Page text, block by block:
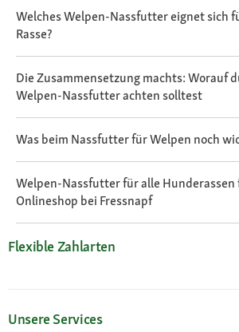
Welches Welpen-Nassfutter eignet sich
Rasse?
Die Zusammensetzung machts: Worauf
Welpen-Nassfutter achten solltest
Was beim Nassfutter für Welpen noch
Welpen-Nassfutter für alle Hunderassen
Onlineshop bei Fressnapf
Flexible Zahlarten
Unsere Services